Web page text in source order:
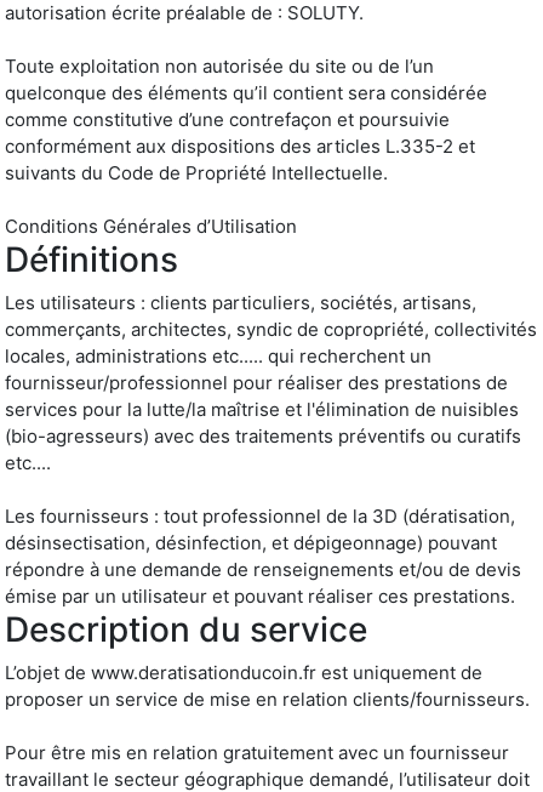
autorisation écrite préalable de : SOLUTY.
Toute exploitation non autorisée du site ou de l’un
quelconque des éléments qu’il contient sera considérée
comme constitutive d’une contrefaçon et poursuivie
conformément aux dispositions des articles L.335-2 et
suivants du Code de Propriété Intellectuelle.
Conditions Générales d’Utilisation
Définitions
Les utilisateurs : clients particuliers, sociétés, artisans,
commerçants, architectes, syndic de copropriété, collectivités
locales, administrations etc..... qui recherchent un
fournisseur/professionnel pour réaliser des prestations de
services pour la lutte/la maîtrise et l'élimination de nuisibles
(bio-agresseurs) avec des traitements préventifs ou curatifs
etc....
Les fournisseurs : tout professionnel de la 3D (dératisation,
désinsectisation, désinfection, et dépigeonnage) pouvant
répondre à une demande de renseignements et/ou de devis
émise par un utilisateur et pouvant réaliser ces prestations.
Description du service
L’objet de www.deratisationducoin.fr est uniquement de
proposer un service de mise en relation clients/fournisseurs.
Pour être mis en relation gratuitement avec un fournisseur
travaillant le secteur géographique demandé, l’utilisateur doit